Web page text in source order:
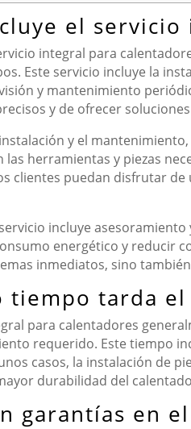
el
integral para
Este servicio incluye la
y mantenimiento
y de ofrecer
y el
las herramientas y piezas
clientes puedan disfrutar
incluye
energético y reducir
inmediatos, sino
tiempo tarda
para calentadores
requerido. Este tiempo
casos, la instalación de
durabilidad del
garantías en